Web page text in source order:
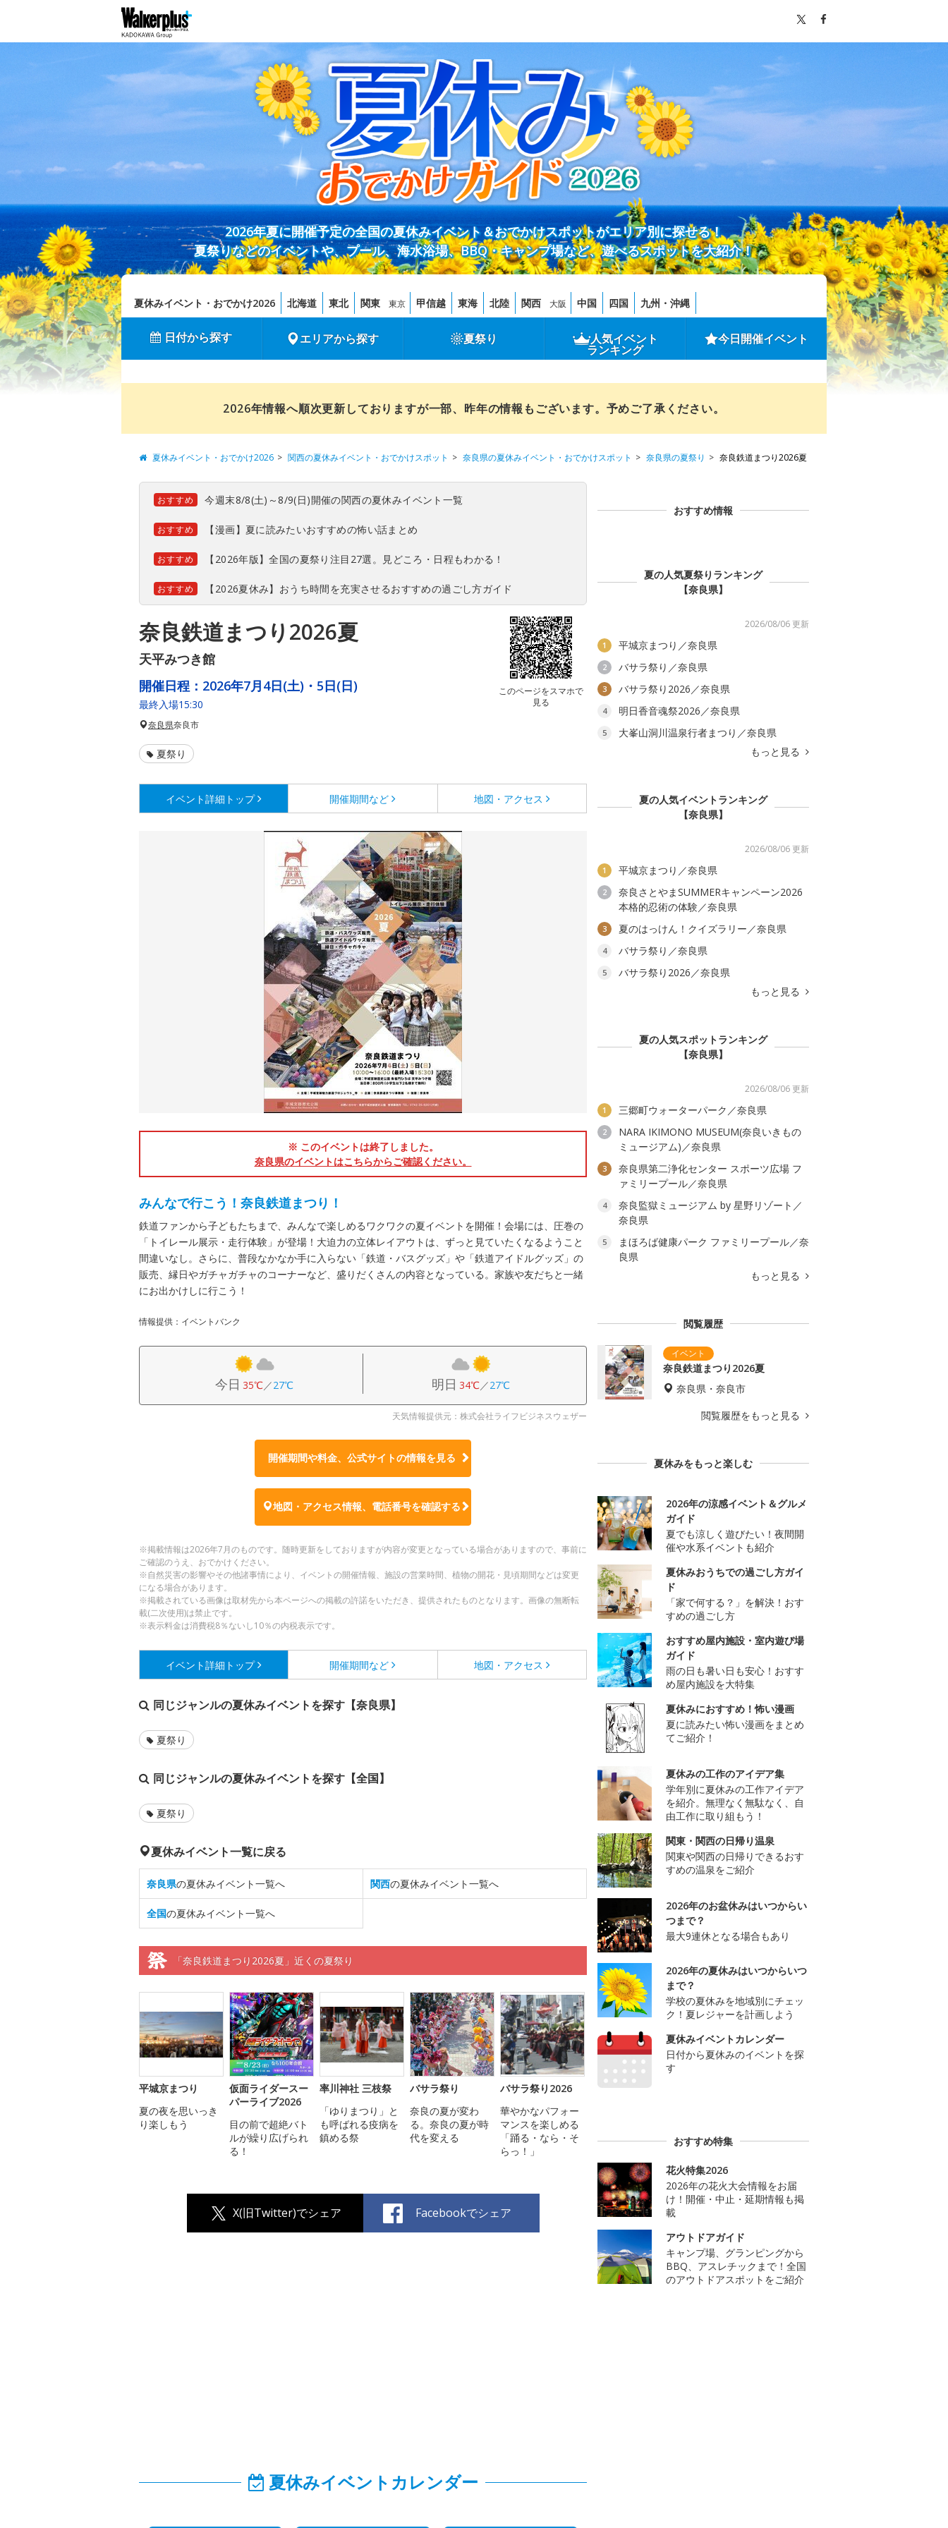
2026年夏に開催予定の全国の夏休みイベント＆おでかけスポットがエリア別に探せる！
夏祭りなどのイベントや、プール、海水浴場、BBQ・キャンプ場など、遊べるスポットを大紹介！
夏休みイベント・おでかけ2026 北海道 東北 関東 東京 甲信越 東海 北陸 関西 大阪 中国 四国 九州・沖縄
日付から探す エリアから探す 夏祭り 人気イベント
ランキング
今日開催イベント
2026年情報へ順次更新しておりますが一部、昨年の情報もございます。予めご了承ください。
夏休みイベント・おでかけ2026 関西の夏休みイベント・おでかけスポット 奈良県の夏休みイベント・おでかけスポット 奈良県の夏祭り 奈良鉄道まつり2026夏
おすすめ 今週末8/8(土)～8/9(日)開催の関西の夏休みイベント一覧
おすすめ 【漫画】夏に読みたいおすすめの怖い話まとめ
おすすめ 【2026年版】全国の夏祭り注目27選。見どころ・日程もわかる！
おすすめ 【2026夏休み】おうち時間を充実させるおすすめの過ごし方ガイド
奈良鉄道まつり2026夏
天平みつき館
このページをスマホで
見る
開催日程： 2026年7月4日(土)・5日(日)
最終入場15:30
奈良県奈良市
夏祭り
イベント詳細 トップ 開催期間など 地図・アクセス
※ このイベントは終了しました。
奈良県のイベントはこちらからご確認ください。
みんなで行こう！奈良鉄道まつり！
鉄道ファンから子どもたちまで、みんなで楽しめるワクワクの夏イベントを開催！会場には、圧巻の
「トイレール展示・走行体験」が登場！大迫力の立体レイアウトは、ずっと見ていたくなるようこと
間違いなし。さらに、普段なかなか手に入らない「鉄道・バスグッズ」や「鉄道アイドルグッズ」の
販売、縁日やガチャガチャのコーナーなど、盛りだくさんの内容となっている。家族や友だちと一緒
にお出かけしに行こう！
情報提供：イベントバンク
今日 35℃／27℃ 明日 34℃／27℃
天気情報提供元：株式会社ライフビジネスウェザー
開催期間や料金、公式サイトの情報を見る
地図・アクセス情報、電話番号を確認する
※掲載情報は2026年7月のものです。随時更新をしておりますが内容が変更となっている場合がありますので、事前に
ご確認のうえ、おでかけください。
※自然災害の影響やその他諸事情により、イベントの開催情報、施設の営業時間、植物の開花・見頃期間などは変更
になる場合があります。
※掲載されている画像は取材先から本ページへの掲載の許諾をいただき、提供されたものとなります。画像の無断転
載(二次使用)は禁止です。
※表示料金は消費税8％ないし10％の内税表示です。
イベント詳細 トップ 開催期間など 地図・アクセス
同じジャンルの夏休みイベントを探す【奈良県】
夏祭り
同じジャンルの夏休みイベントを探す【全国】
夏祭り
夏休みイベント一覧に戻る
奈良県の夏休みイベント一覧へ 関西の夏休みイベント一覧へ
全国の夏休みイベント一覧へ
「奈良鉄道まつり2026夏」近くの夏祭り
平城京まつり
夏の夜を思いっき
り楽しもう
仮面ライダースー
パーライブ2026
目の前で超絶バト
ルが繰り広げられ
る！
率川神社 三枝祭
「ゆりまつり」と
も呼ばれる疫病を
鎮める祭
バサラ祭り
奈良の夏が変わ
る。奈良の夏が時
代を変える
バサラ祭り2026
華やかなパフォー
マンスを楽しめる
「踊る・なら・そ
らっ！」
X(旧Twitter)でシェア Facebookでシェア
夏休みイベントカレンダー
おすすめ情報
夏の人気夏祭りランキング
【奈良県】
2026/08/06 更新
1 平城京まつり／奈良県
2 バサラ祭り／奈良県
3 バサラ祭り2026／奈良県
4 明日香音魂祭2026／奈良県
5
大峯山洞川温泉行者まつり／奈良県
もっと見る
夏の人気イベントランキング
【奈良県】
2026/08/06 更新
1 平城京まつり／奈良県
2
奈良さとやまSUMMERキャンペーン2026
本格的忍術の体験／奈良県
3 夏のはっけん！クイズラリー／奈良県
4 バサラ祭り／奈良県
5
バサラ祭り2026／奈良県
もっと見る
夏の人気スポットランキング
【奈良県】
2026/08/06 更新
1 三郷町ウォーターパーク／奈良県
2
NARA IKIMONO MUSEUM(奈良いきもの
ミュージアム)／奈良県
3
奈良県第二浄化センター スポーツ広場 フ
ァミリープール／奈良県
4
奈良監獄ミュージアム by 星野リゾート／
奈良県
5
まほろば健康パーク ファミリープール／奈
良県
もっと見る
閲覧履歴
奈良鉄道まつり2026夏
奈良県・奈良市
閲覧履歴をもっと見る
夏休みをもっと楽しむ
2026年の涼感イベント＆グルメ
ガイド
夏でも涼しく遊びたい！夜間開
催や水系イベントも紹介
夏休みおうちでの過ごし方ガイ
ド
「家で何する？」を解決！おす
すめの過ごし方
おすすめ屋内施設・室内遊び場
ガイド
雨の日も暑い日も安心！おすす
め屋内施設を大特集
夏休みにおすすめ！怖い漫画
夏に読みたい怖い漫画をまとめ
てご紹介！
夏休みの工作のアイデア集
学年別に夏休みの工作アイデア
を紹介。無理なく無駄なく、自
由工作に取り組もう！
関東・関西の日帰り温泉
関東や関西の日帰りできるおす
すめの温泉をご紹介
2026年のお盆休みはいつからい
つまで？
最大9連休となる場合もあり
2026年の夏休みはいつからいつ
まで？
学校の夏休みを地域別にチェッ
ク！夏レジャーを計画しよう
夏休みイベントカレンダー
日付から夏休みのイベントを探
す
おすすめ特集
花火特集2026
2026年の花火大会情報をお届
け！開催・中止・延期情報も掲
載
アウトドアガイド
キャンプ場、グランピングから
BBQ、アスレチックまで！全国
のアウトドアスポットをご紹介